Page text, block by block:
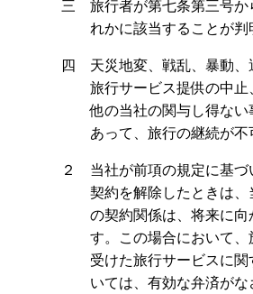
三 旅行者が第七条第三号か
れかに該当することが判
四 天災地変、戦乱、暴動、
旅行サービス提供の中
他の当社の関与し得な
あって、旅行の継続が不
２ 当社が前項の規定に基づ
契約を解除したときは
の契約関係は、将来に向
す。この場合において
受けた旅行サービスに
いては、有効な弁済がな